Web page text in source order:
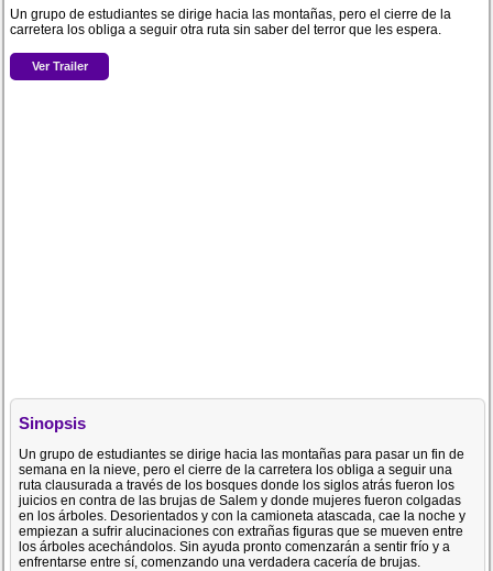
Un grupo de estudiantes se dirige hacia las montañas, pero el cierre de la
carretera los obliga a seguir otra ruta sin saber del terror que les espera.
Ver Trailer
Sinopsis
Un grupo de estudiantes se dirige hacia las montañas para pasar un fin de
semana en la nieve, pero el cierre de la carretera los obliga a seguir una
ruta clausurada a través de los bosques donde los siglos atrás fueron los
juicios en contra de las brujas de Salem y donde mujeres fueron colgadas
en los árboles. Desorientados y con la camioneta atascada, cae la noche y
empiezan a sufrir alucinaciones con extrañas figuras que se mueven entre
los árboles acechándolos. Sin ayuda pronto comenzarán a sentir frío y a
enfrentarse entre sí, comenzando una verdadera cacería de brujas.